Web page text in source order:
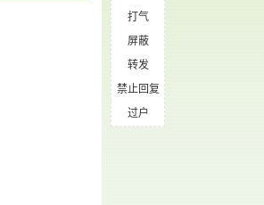
打气
屏蔽
转发
禁止回复
过户